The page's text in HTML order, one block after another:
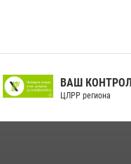
ВАШ КОНТРОЛЬ
ЦЛРР региона